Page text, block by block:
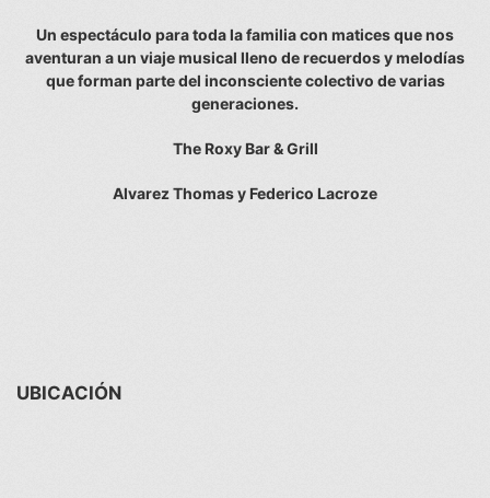
Un espectáculo para toda la familia con matices que nos
aventuran a un viaje musical lleno de recuerdos y melodías
que forman parte del inconsciente colectivo de varias
generaciones.
The Roxy Bar & Grill
Alvarez Thomas y Federico Lacroze
UBICACIÓN